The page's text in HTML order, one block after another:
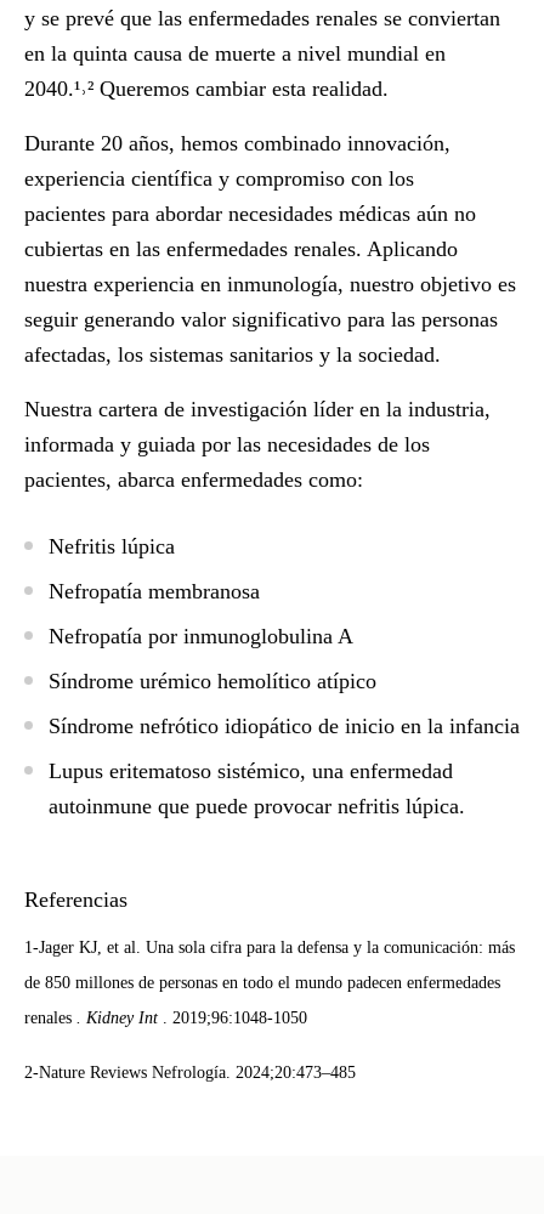
y se prevé que las enfermedades renales se conviertan
en la quinta causa de muerte a nivel mundial en
2040.¹˒² Queremos cambiar esta realidad.
Durante 20 años, hemos combinado innovación,
experiencia científica y compromiso con los
pacientes para abordar necesidades médicas aún no
cubiertas en las enfermedades renales. Aplicando
nuestra experiencia en inmunología, nuestro objetivo es
seguir generando valor significativo para las personas
afectadas, los sistemas sanitarios y la sociedad.
Nuestra cartera de investigación líder en la industria,
informada y guiada por las necesidades de los
pacientes, abarca enfermedades como:
Nefritis lúpica
Nefropatía membranosa
Nefropatía por inmunoglobulina A
Síndrome urémico hemolítico atípico
Síndrome nefrótico idiopático de inicio en la infancia
Lupus eritematoso sistémico, una enfermedad
autoinmune que puede provocar nefritis lúpica.
Referencias
1-Jager KJ, et al. Una sola cifra para la defensa y la comunicación: más
de 850 millones de personas en todo el mundo padecen enfermedades
renales
. Kidney Int . 2019;96:1048-1050
2-Nature Reviews Nefrología. 2024;20:473–485